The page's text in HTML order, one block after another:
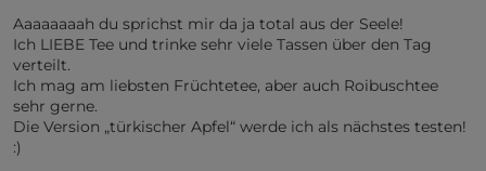
Aaaaaaaah du sprichst mir da ja total aus der Seele!
Ich LIEBE Tee und trinke sehr viele Tassen über den Tag
verteilt.
Ich mag am liebsten Früchtetee, aber auch Roibuschtee
sehr gerne.
Die Version „türkischer Apfel“ werde ich als nächstes testen!
:)